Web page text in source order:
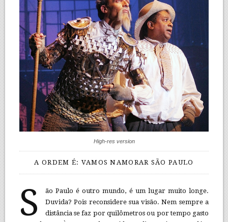
High-res version
A ORDEM É: VAMOS NAMORAR SÃO PAULO
S
ão Paulo é outro mundo, é um lugar muito longe.
Duvida? Pois reconsidere sua visão. Nem sempre a
distância se faz por quilômetros ou por tempo gasto